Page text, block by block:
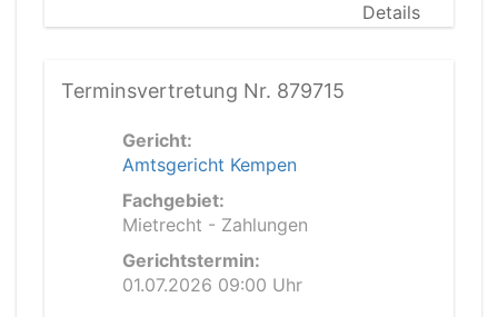
Details
Terminsvertretung Nr. 879715
Gericht:
Amtsgericht Kempen
Fachgebiet:
Mietrecht - Zahlungen
Gerichtstermin:
01.07.2026 09:00 Uhr